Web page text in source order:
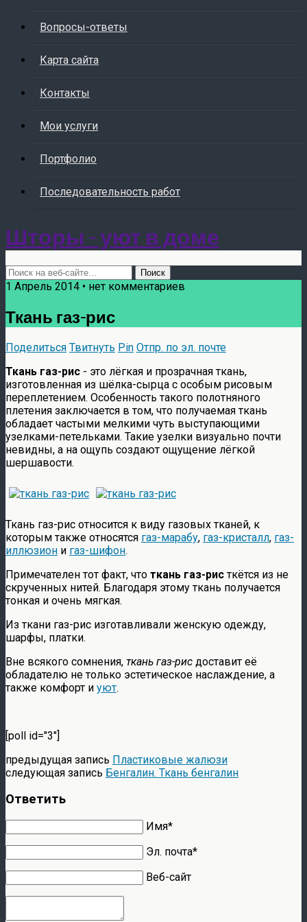
Вопросы-ответы
Карта сайта
Контакты
Мои услуги
Портфолио
Последовательность работ
Шторы - уют в доме
1 Апрель 2014 • нет комментариев
Ткань газ-рис
Поделиться Твитнуть Pin Отпр. по эл. почте
Ткань газ-рис - это лёгкая и прозрачная ткань,
изготовленная из шёлка-сырца с особым рисовым
переплетением. Особенность такого полотняного
плетения заключается в том, что получаемая ткань
обладает частыми мелкими чуть выступающими
узелками-петельками. Такие узелки визуально почти
невидны, а на ощупь создают ощущение лёгкой
шершавости.
Ткань газ-рис относится к виду газовых тканей, к
которым также относятся газ-марабу, газ-кристалл, газ-
иллюзион и газ-шифон.
Примечателен тот факт, что ткань газ-ристкётся из не
скрученных нитей. Благодаря этому ткань получается
тонкая и очень мягкая.
Из ткани газ-рис изготавливали женскую одежду,
шарфы, платки.
Вне всякого сомнения, ткань газ-рис доставит её
обладателю не только эстетическое наслаждение, а
также комфорт и уют.
[poll id="3"]
предыдущая запись Пластиковые жалюзи
следующая запись Бенгалин. Ткань бенгалин
Ответить
Имя*
Эл. почта*
Веб-сайт